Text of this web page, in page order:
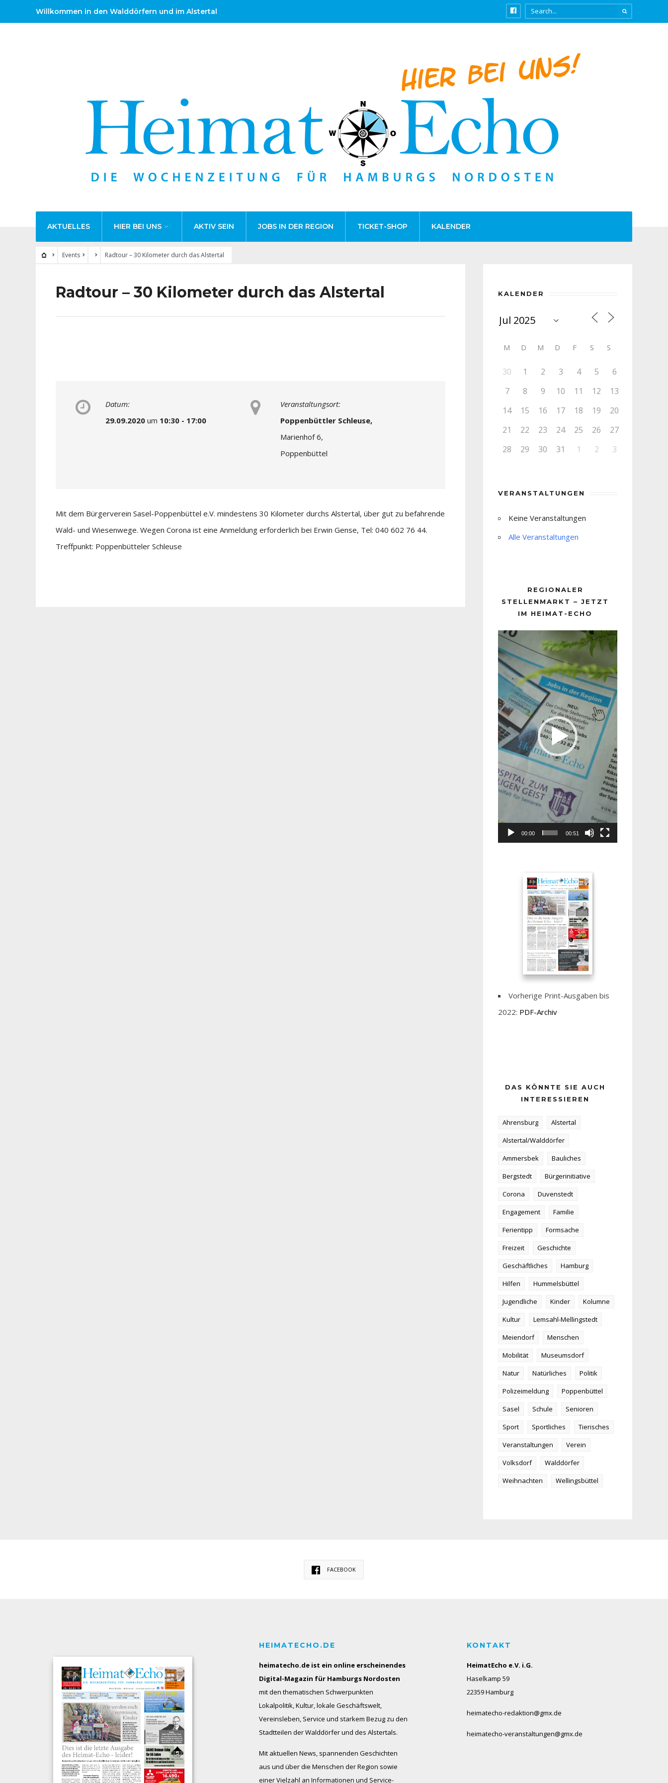
Willkommen in den Walddörfern und im Alstertal
AKTUELLES HIER BEI UNS AKTIV SEIN JOBS IN DER REGION TICKET-SHOP KALENDER
Events Radtour – 30 Kilometer durch das Alstertal
Radtour – 30 Kilometer durch das Alstertal
Datum:
29.09.2020 um 10:30 - 17:00
Veranstaltungsort:
Poppenbüttler Schleuse,
Marienhof 6,
Poppenbüttel
Mit dem Bürgerverein Sasel-Poppenbüttel e.V. mindestens 30 Kilometer durchs Alstertal, über gut zu befahrende
Wald- und Wiesenwege. Wegen Corona ist eine Anmeldung erforderlich bei Erwin Gense, Tel: 040 602 76 44.
Treffpunkt: Poppenbütteler Schleuse
KALENDER
M D M D F S S
30 1 2 3 4 5
6
7
8 9 10 11 12
13
14
15 16 17 18 19
20
21
22 23 24 25 26
27
28
29 30 31 1 2 3
VERANSTALTUNGEN
Keine Veranstaltungen
Alle Veranstaltungen
REGIONALER
STELLENMARKT – JETZT
IM HEIMAT-ECHO
Player
00:00 00:51
Vorherige Print-Ausgaben bis
2022: PDF-Archiv
DAS KÖNNTE SIE AUCH
INTERESSIEREN
Ahrensburg
Alstertal
Alstertal/Walddörfer
Ammersbek
Bauliches
Bergstedt
Bürgerinitiative
Corona
Duvenstedt
Engagement
Familie
Ferientipp
Formsache
Freizeit
Geschichte
Geschäftliches
Hamburg
Hilfen
Hummelsbüttel
Jugendliche
Kinder
Kolumne
Kultur
Lemsahl-Mellingstedt
Meiendorf
Menschen
Mobilität
Museumsdorf
Natur
Natürliches
Politik
Polizeimeldung
Poppenbüttel
Sasel
Schule
Senioren
Sport
Sportliches
Tierisches
Veranstaltungen
Verein
Volksdorf
Walddörfer
Weihnachten
Wellingsbüttel
FACEBOOK
HEIMATECHO.DE
heimatecho.de ist ein online erscheinendes
Digital-Magazin für Hamburgs Nordosten
mit den thematischen Schwerpunkten
Lokalpolitik, Kultur, lokale Geschäftswelt,
Vereinsleben, Service und starkem Bezug zu den
Stadtteilen der Walddörfer und des Alstertals.
Mit aktuellen News, spannenden Geschichten
aus und über die Menschen der Region sowie
einer Vielzahl an Informationen und Service-
KONTAKT
HeimatEcho e.V. i.G.
Haselkamp 59
22359 Hamburg
heimatecho-redaktion@gmx.de
heimatecho-veranstaltungen@gmx.de